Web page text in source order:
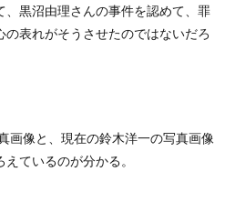
、黒沼由理さんの事件を認めて、罪
表れがそうさせたのではないだろ
画像と、現在の鈴木洋一の写真画像
ているのが分かる。